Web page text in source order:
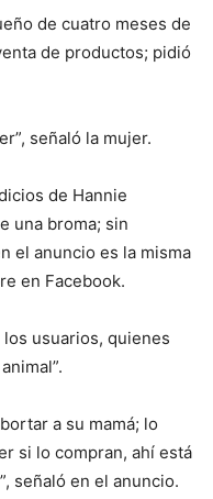
de cuatro meses de
de productos; pidió
señaló la mujer.
de Hannie
una broma; sin
el anuncio es la misma
en Facebook.
usuarios, quienes
a su mamá; lo
si lo compran, ahí está
señaló en el anuncio.